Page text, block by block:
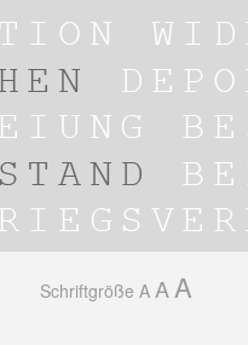
Schriftgröße A A A